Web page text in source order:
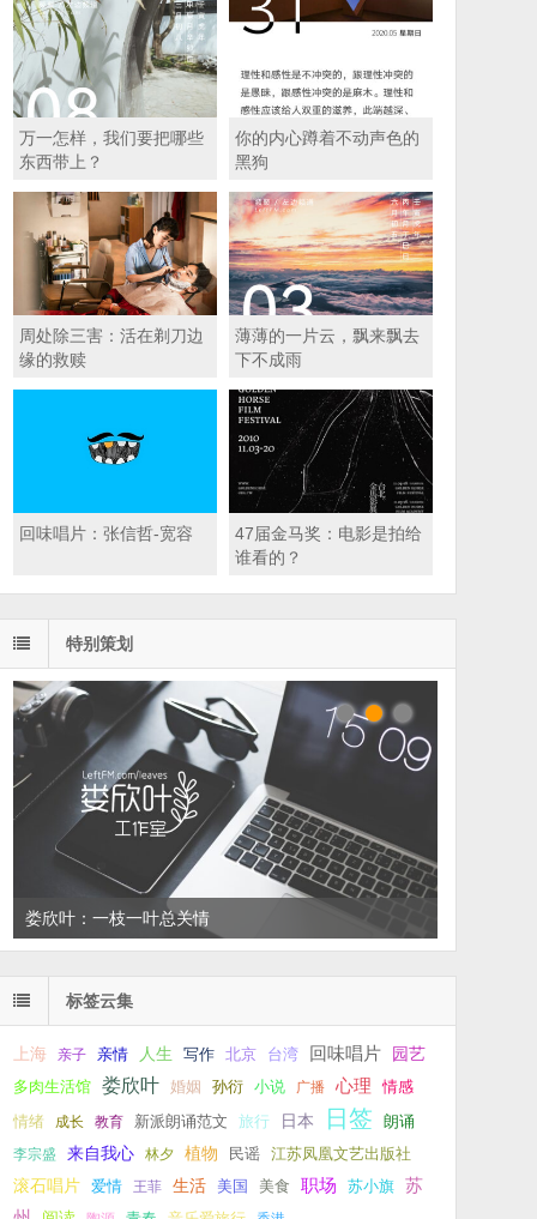
万一怎样，我们要把哪些
东西带上？​
你的内心蹲着不动声色的
黑狗
周处除三害：活在剃刀边
缘的救赎
薄薄的一片云，飘来飘去
下不成雨
回味唱片：张信哲-宽容
47届金马奖：电影是拍给
谁看的？
特别策划
娄欣叶：一枝一叶总关情
标签云集
上海 亲子 亲情 人生 写作 北京 台湾 回味唱片 园艺
多肉生活馆 娄欣叶 婚姻 孙衍 小说 广播 心理 情感
情绪 成长 教育 新派朗诵范文 旅行 日本 日签 朗诵
李宗盛 来自我心 林夕 植物 民谣
江苏凤凰文艺出版社
滚石唱片
爱情 王菲 生活 美国 美食 职场 苏小旗
苏